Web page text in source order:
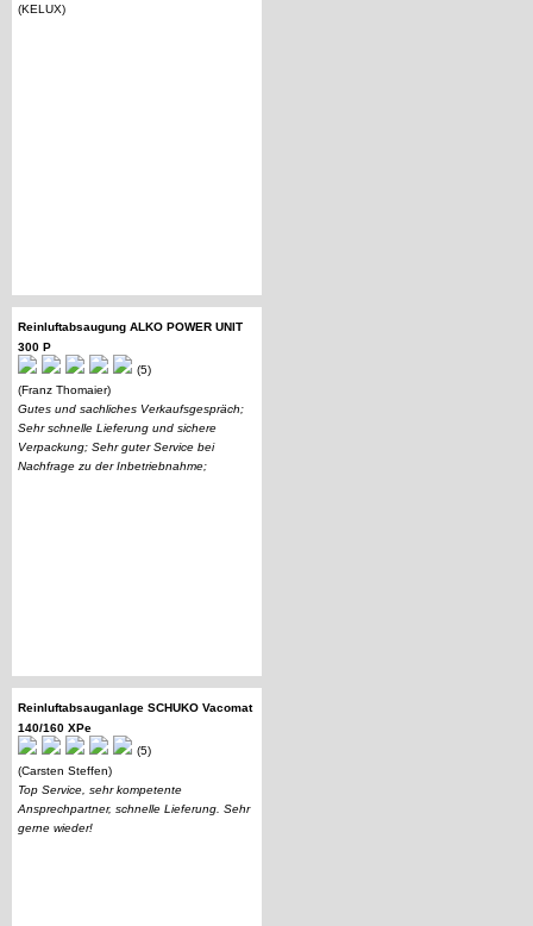
(KELUX)
Reinluftabsaugung ALKO POWER UNIT
300 P
(5)
(Franz Thomaier)
Gutes und sachliches Verkaufsgespräch;
Sehr schnelle Lieferung und sichere
Verpackung; Sehr guter Service bei
Nachfrage zu der Inbetriebnahme;
Reinluftabsauganlage SCHUKO Vacomat
140/160 XPe
(5)
(Carsten Steffen)
Top Service, sehr kompetente
Ansprechpartner, schnelle Lieferung. Sehr
gerne wieder!